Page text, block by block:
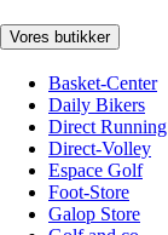
Vores butikker
Basket-Center
Daily Bikers
Direct Running
Direct-Volley
Espace Golf
Foot-Store
Galop Store